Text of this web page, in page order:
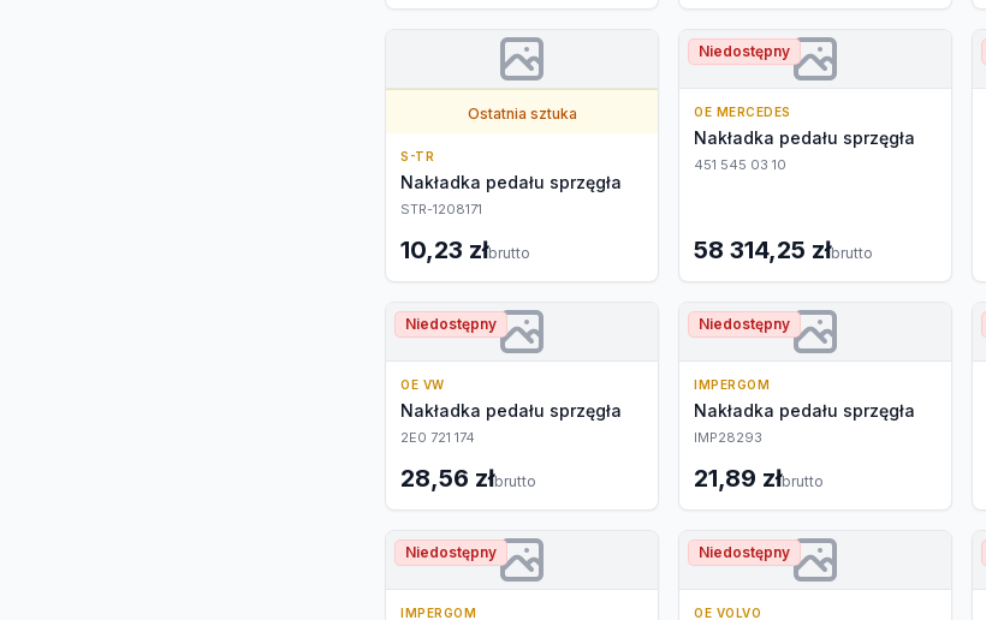
Ostatnia sztuka
S-TR
Nakładka pedału sprzęgła
STR-1208171
10,23 złbrutto
Niedostępny
OE MERCEDES
Nakładka pedału sprzęgła
451 545 03 10
58 314,25 złbrutto
Niedostępny
OE VW
Nakładka pedału sprzęgła
2E0 721 174
28,56 złbrutto
Niedostępny
IMPERGOM
Nakładka pedału sprzęgła
IMP28293
21,89 złbrutto
Niedostępny
IMPERGOM
Niedostępny
OE VOLVO